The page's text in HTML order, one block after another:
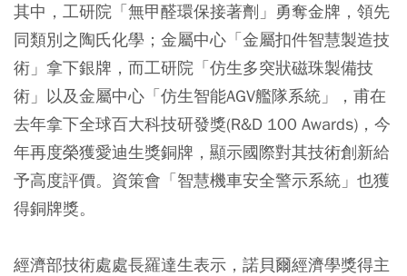
其中，工研院「無甲醛環保接著劑」勇奪金牌，領先
同類別之陶氏化學；金屬中心「金屬扣件智慧製造技
術」拿下銀牌，而工研院「仿生多突狀磁珠製備技
術」以及金屬中心「仿生智能AGV艦隊系統」，甫在
去年拿下全球百大科技研發獎(R&D 100 Awards)，今
年再度榮獲愛迪生獎銅牌，顯示國際對其技術創新給
予高度評價。資策會「智慧機車安全警示系統」也獲
得銅牌獎。
經濟部技術處處長羅達生表示，諾貝爾經濟學獎得主